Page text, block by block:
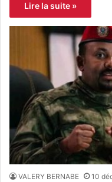
Lire la suite »
VALERY BERNABE 10